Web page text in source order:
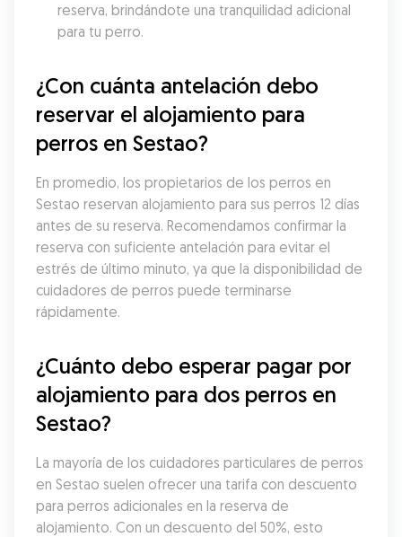
reserva, brindándote una tranquilidad adicional
para tu perro.
¿Con cuánta antelación debo
reservar el alojamiento para
perros en Sestao?
En promedio, los propietarios de los perros en
Sestao reservan alojamiento para sus perros 12 días
antes de su reserva. Recomendamos confirmar la
reserva con suficiente antelación para evitar el
estrés de último minuto, ya que la disponibilidad de
cuidadores de perros puede terminarse
rápidamente.
¿Cuánto debo esperar pagar por
alojamiento para dos perros en
Sestao?
La mayoría de los cuidadores particulares de perros
en Sestao suelen ofrecer una tarifa con descuento
para perros adicionales en la reserva de
alojamiento. Con un descuento del 50%, esto